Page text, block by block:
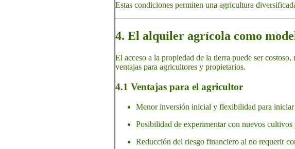
Estas condiciones permiten una agricultura
4. El alquiler agrícola como
El acceso a la propiedad de la tierra puede ser
ventajas para agricultores y propietarios.
4.1 Ventajas para el agricultor
Menor inversión inicial y flexibilidad para iniciar
Posibilidad de experimentar con nuevos cultivos
Reducción del riesgo financiero al no requerir